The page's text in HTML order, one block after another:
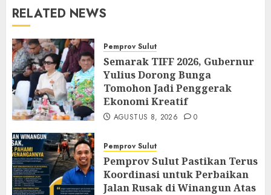
RELATED NEWS
Pemprov Sulut
Semarak TIFF 2026, Gubernur
Yulius Dorong Bunga
Tomohon Jadi Penggerak
Ekonomi Kreatif
AGUSTUS 8, 2026 0
Pemprov Sulut
Pemprov Sulut Pastikan Terus
Koordinasi untuk Perbaikan
Jalan Rusak di Winangun Atas